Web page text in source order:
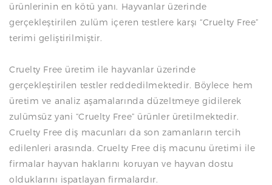
ürünlerinin en kötü yanı. Hayvanlar üzerinde
gerçekleştirilen zulüm içeren testlere karşı “Cruelty Free”
terimi geliştirilmiştir.
Cruelty Free üretim ile hayvanlar üzerinde
gerçekleştirilen testler reddedilmektedir. Böylece hem
üretim ve analiz aşamalarında düzeltmeye gidilerek
zulümsüz yani “Cruelty Free” ürünler üretilmektedir.
Cruelty Free diş macunları da son zamanların tercih
edilenleri arasında. Cruelty Free diş macunu üretimi ile
firmalar hayvan haklarını koruyan ve hayvan dostu
olduklarını ispatlayan firmalardır.